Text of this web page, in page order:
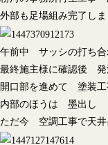
外部も足場組み完了しま
午前中 サッシの打ち
最終施主様に確認後 発
開口部を進めて 塗装工
内部のほうは 墨出し
ただ今 空調工事で天井